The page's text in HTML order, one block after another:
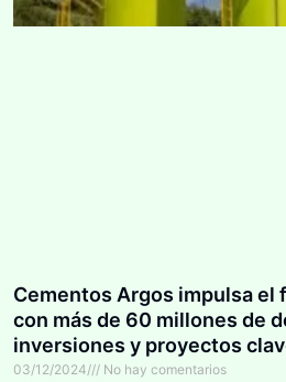
Cementos Argos impulsa el
con más de 60 millones de
inversiones y proyectos
03/12/2024 No hay comentarios